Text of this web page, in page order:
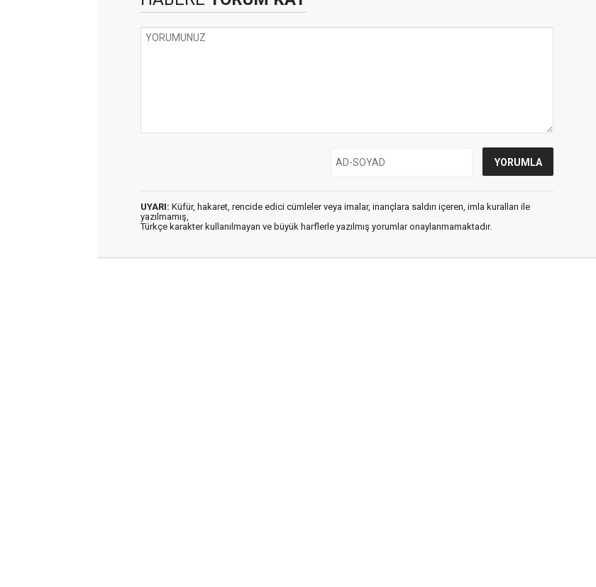
UYARI: Küfür, hakaret, rencide edici cümleler veya imalar, inançlara saldırı içeren, imla kuralları ile
yazılmamış,
Türkçe karakter kullanılmayan ve büyük harflerle yazılmış yorumlar onaylanmamaktadır.